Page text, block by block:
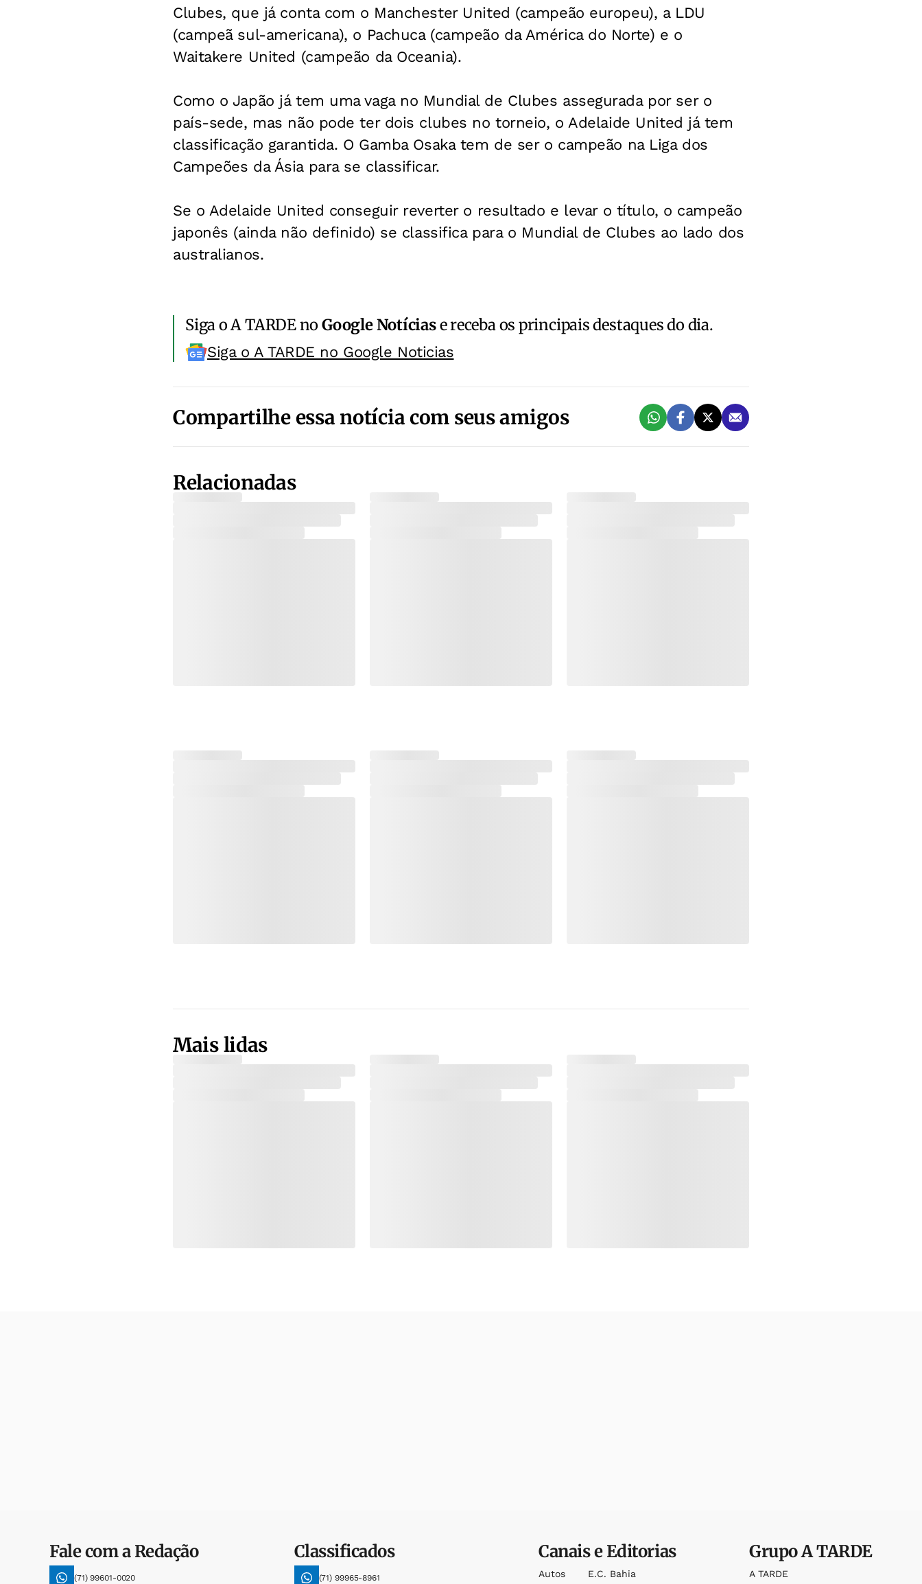
Clubes, que já conta com o Manchester United (campeão europeu), a LDU
(campeã sul-americana), o Pachuca (campeão da América do Norte) e o
Waitakere United (campeão da Oceania).
Como o Japão já tem uma vaga no Mundial de Clubes assegurada por ser o
país-sede, mas não pode ter dois clubes no torneio, o Adelaide United já tem
classificação garantida. O Gamba Osaka tem de ser o campeão na Liga dos
Campeões da Ásia para se classificar.
Se o Adelaide United conseguir reverter o resultado e levar o título, o campeão
japonês (ainda não definido) se classifica para o Mundial de Clubes ao lado dos
australianos.
Siga o A TARDE noGoogle Notíciase receba os principais destaques do dia.
Siga o A TARDE no Google Noticias
Compartilhe essa notícia com seus amigos
Relacionadas
Mais lidas
Fale com a Redação
(71) 99601-0020
Classificados
(71) 99965-8961
Canais e Editorias
Autos E.c. Bahia
GrupoA TARDE
A TARDE